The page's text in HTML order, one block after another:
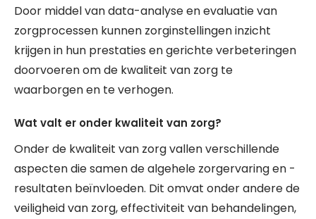
Door middel van data-analyse en evaluatie van
zorgprocessen kunnen zorginstellingen inzicht
krijgen in hun prestaties en gerichte verbeteringen
doorvoeren om de kwaliteit van zorg te
waarborgen en te verhogen.
Wat valt er onder kwaliteit van zorg?
Onder de kwaliteit van zorg vallen verschillende
aspecten die samen de algehele zorgervaring en -
resultaten beïnvloeden. Dit omvat onder andere de
veiligheid van zorg, effectiviteit van behandelingen,